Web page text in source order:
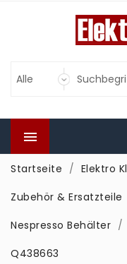

Startseite Elektro
Zubehör & Ersatzteile
Nespresso Behälter
Q438663